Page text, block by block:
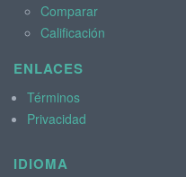
Comparar
Calificación
ENLACES
Términos
Privacidad
IDIOMA